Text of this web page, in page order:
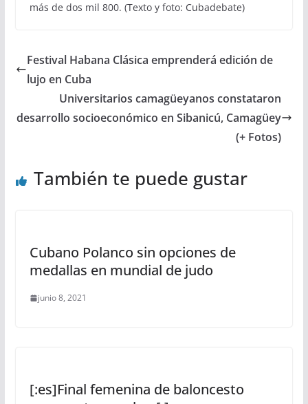
más de dos mil 800. (Texto y foto: Cubadebate)
Festival Habana Clásica emprenderá edición de
lujo en Cuba
Universitarios camagüeyanos constataron
desarrollo socioeconómico en Sibanicú, Camagüey
(+ Fotos)
También te puede gustar
Cubano Polanco sin opciones de
medallas en mundial de judo
junio 8, 2021
[:es]Final femenina de baloncesto